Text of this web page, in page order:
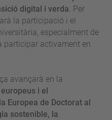
digital i verda. Per
la participació i el
especialment de
participar activament en
avançarà en la
i el
Europea de Doctorat al
sostenible, la